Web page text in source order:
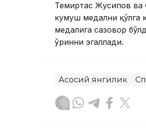
Темиртас Жусипов ва
кумуш медални қўлга
медалига сазовор
ўринни эгаллади.
Асосий янгилик